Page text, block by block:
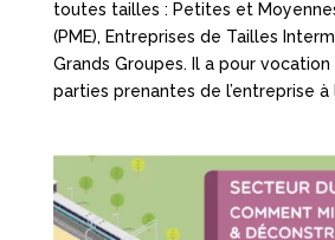
toutes tailles : Petites et
(PME), Entreprises de Tailles
Grands Groupes. Il a pour vocation
parties prenantes de l’entreprise à